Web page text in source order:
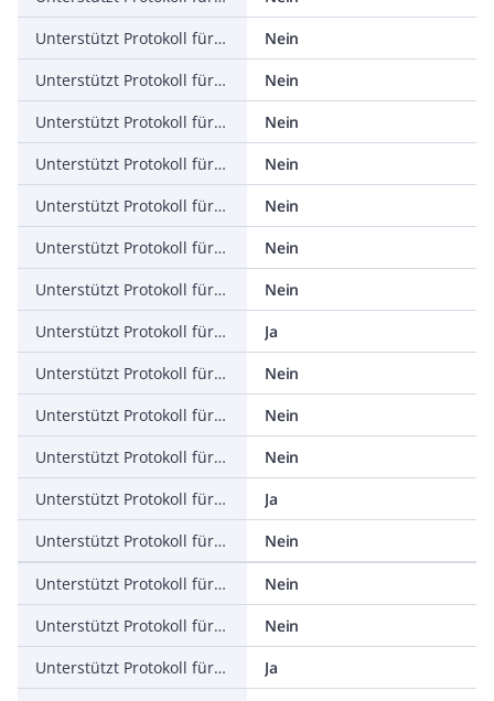
Unterstützt Protokoll für ASI
Nein
Unterstützt Protokoll für KNX
Nein
Unterstützt Protokoll für Modbus
Nein
Unterstützt Protokoll für Data-Highway
Nein
Unterstützt Protokoll für DeviceNet
Nein
Unterstützt Protokoll für SUCONET
Nein
Unterstützt Protokoll für LON
Nein
Unterstützt Protokoll für PROFINET IO
Ja
Unterstützt Protokoll für PROFINET CBA
Nein
Unterstützt Protokoll für SERCOS
Nein
Unterstützt Protokoll für Foundation Fieldbus
Nein
Unterstützt Protokoll für EtherNet/IP
Ja
Unterstützt Protokoll für AS-Interface Safety at Work
Nein
Unterstützt Protokoll für DeviceNet Safety
Nein
Unterstützt Protokoll für INTERBUS-Safety
Nein
Unterstützt Protokoll für PROFIsafe
Ja